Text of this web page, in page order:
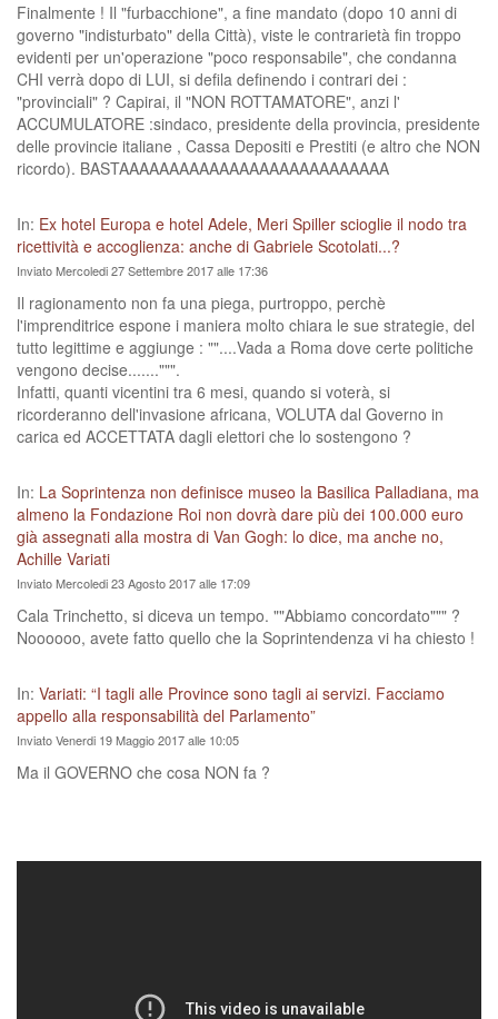
Finalmente ! Il "furbacchione", a fine mandato (dopo 10 anni di
governo "indisturbato" della Città), viste le contrarietà fin troppo
evidenti per un'operazione "poco responsabile", che condanna
CHI verrà dopo di LUI, si defila definendo i contrari dei :
"provinciali" ? Capirai, il "NON ROTTAMATORE", anzi l'
ACCUMULATORE :sindaco, presidente della provincia, presidente
delle provincie italiane , Cassa Depositi e Prestiti (e altro che NON
ricordo). BASTAAAAAAAAAAAAAAAAAAAAAAAAAAA
In: Ex hotel Europa e hotel Adele, Meri Spiller scioglie il nodo tra
ricettività e accoglienza: anche di Gabriele Scotolati...?
Inviato Mercoledi 27 Settembre 2017 alle 17:36
Il ragionamento non fa una piega, purtroppo, perchè
l'imprenditrice espone i maniera molto chiara le sue strategie, del
tutto legittime e aggiunge : ""....Vada a Roma dove certe politiche
vengono decise.......""".
Infatti, quanti vicentini tra 6 mesi, quando si voterà, si
ricorderanno dell'invasione africana, VOLUTA dal Governo in
carica ed ACCETTATA dagli elettori che lo sostengono ?
In: La Soprintenza non definisce museo la Basilica Palladiana, ma
almeno la Fondazione Roi non dovrà dare più dei 100.000 euro
già assegnati alla mostra di Van Gogh: lo dice, ma anche no,
Achille Variati
Inviato Mercoledi 23 Agosto 2017 alle 17:09
Cala Trinchetto, si diceva un tempo. ""Abbiamo concordato""" ?
Noooooo, avete fatto quello che la Soprintendenza vi ha chiesto !
In: Variati: “I tagli alle Province sono tagli ai servizi. Facciamo
appello alla responsabilità del Parlamento”
Inviato Venerdi 19 Maggio 2017 alle 10:05
Ma il GOVERNO che cosa NON fa ?